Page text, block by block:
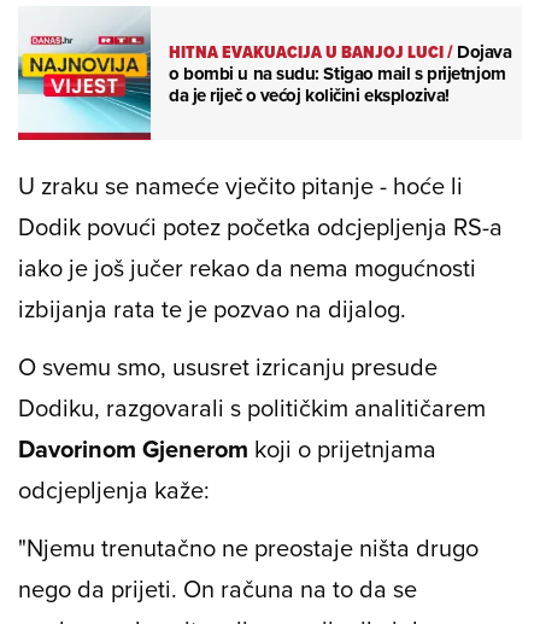
HITNA EVAKUACIJA U BANJOJ LUCI/Dojava
o bombi u na sudu: Stigao mail s prijetnjom
da je riječ o većoj količini eksploziva!
U zraku se nameće vječito pitanje - hoće li
Dodik povući potez početka odcjepljenja RS-a
iako je još jučer rekao da nema mogućnosti
izbijanja rata te je pozvao na dijalog.
O svemu smo, ususret izricanju presude
Dodiku, razgovarali s političkim analitičarem
Davorinom Gjenerom koji o prijetnjama
odcjepljenja kaže:
"Njemu trenutačno ne preostaje ništa drugo
nego da prijeti. On računa na to da se